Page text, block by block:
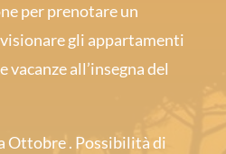
per prenotare un
gli appartamenti
all’insegna del
Ottobre . Possibilità di